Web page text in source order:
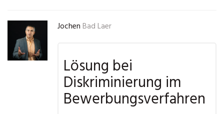
Jochen Bad Laer
Lösung bei
Diskriminierung im
Bewerbungsverfahren